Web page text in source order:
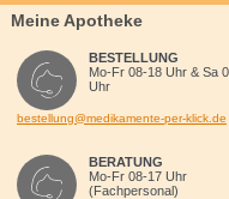
Meine Apotheke
BESTELLUNG
Mo-Fr 08-18 Uhr & Sa
Uhr
bestellung@medikamente-per-klick.de
BERATUNG
Mo-Fr 08-17 Uhr
(Fachpersonal)